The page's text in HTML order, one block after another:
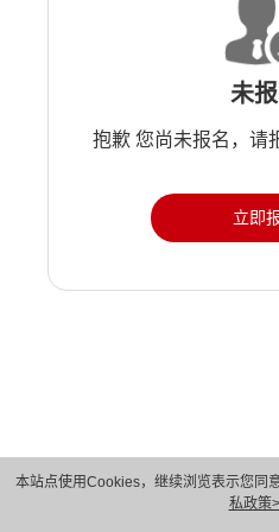
本站点使用Cookies，继续浏览表示您同
私政策>
未
抱歉 您尚未报名，请
立即
版权所有 © 华为技术有限公司 1998-
隐私保护